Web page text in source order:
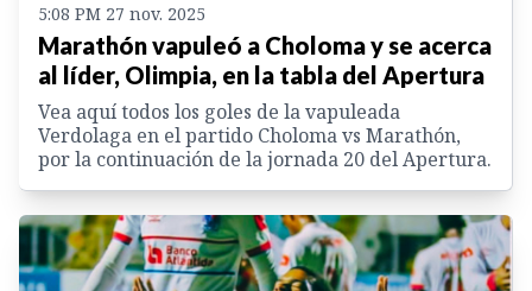
5:08 PM 27 nov. 2025
Marathón vapuleó a Choloma y se acerca
al líder, Olimpia, en la tabla del Apertura
Vea aquí todos los goles de la vapuleada
Verdolaga en el partido Choloma vs Marathón,
por la continuación de la jornada 20 del Apertura.